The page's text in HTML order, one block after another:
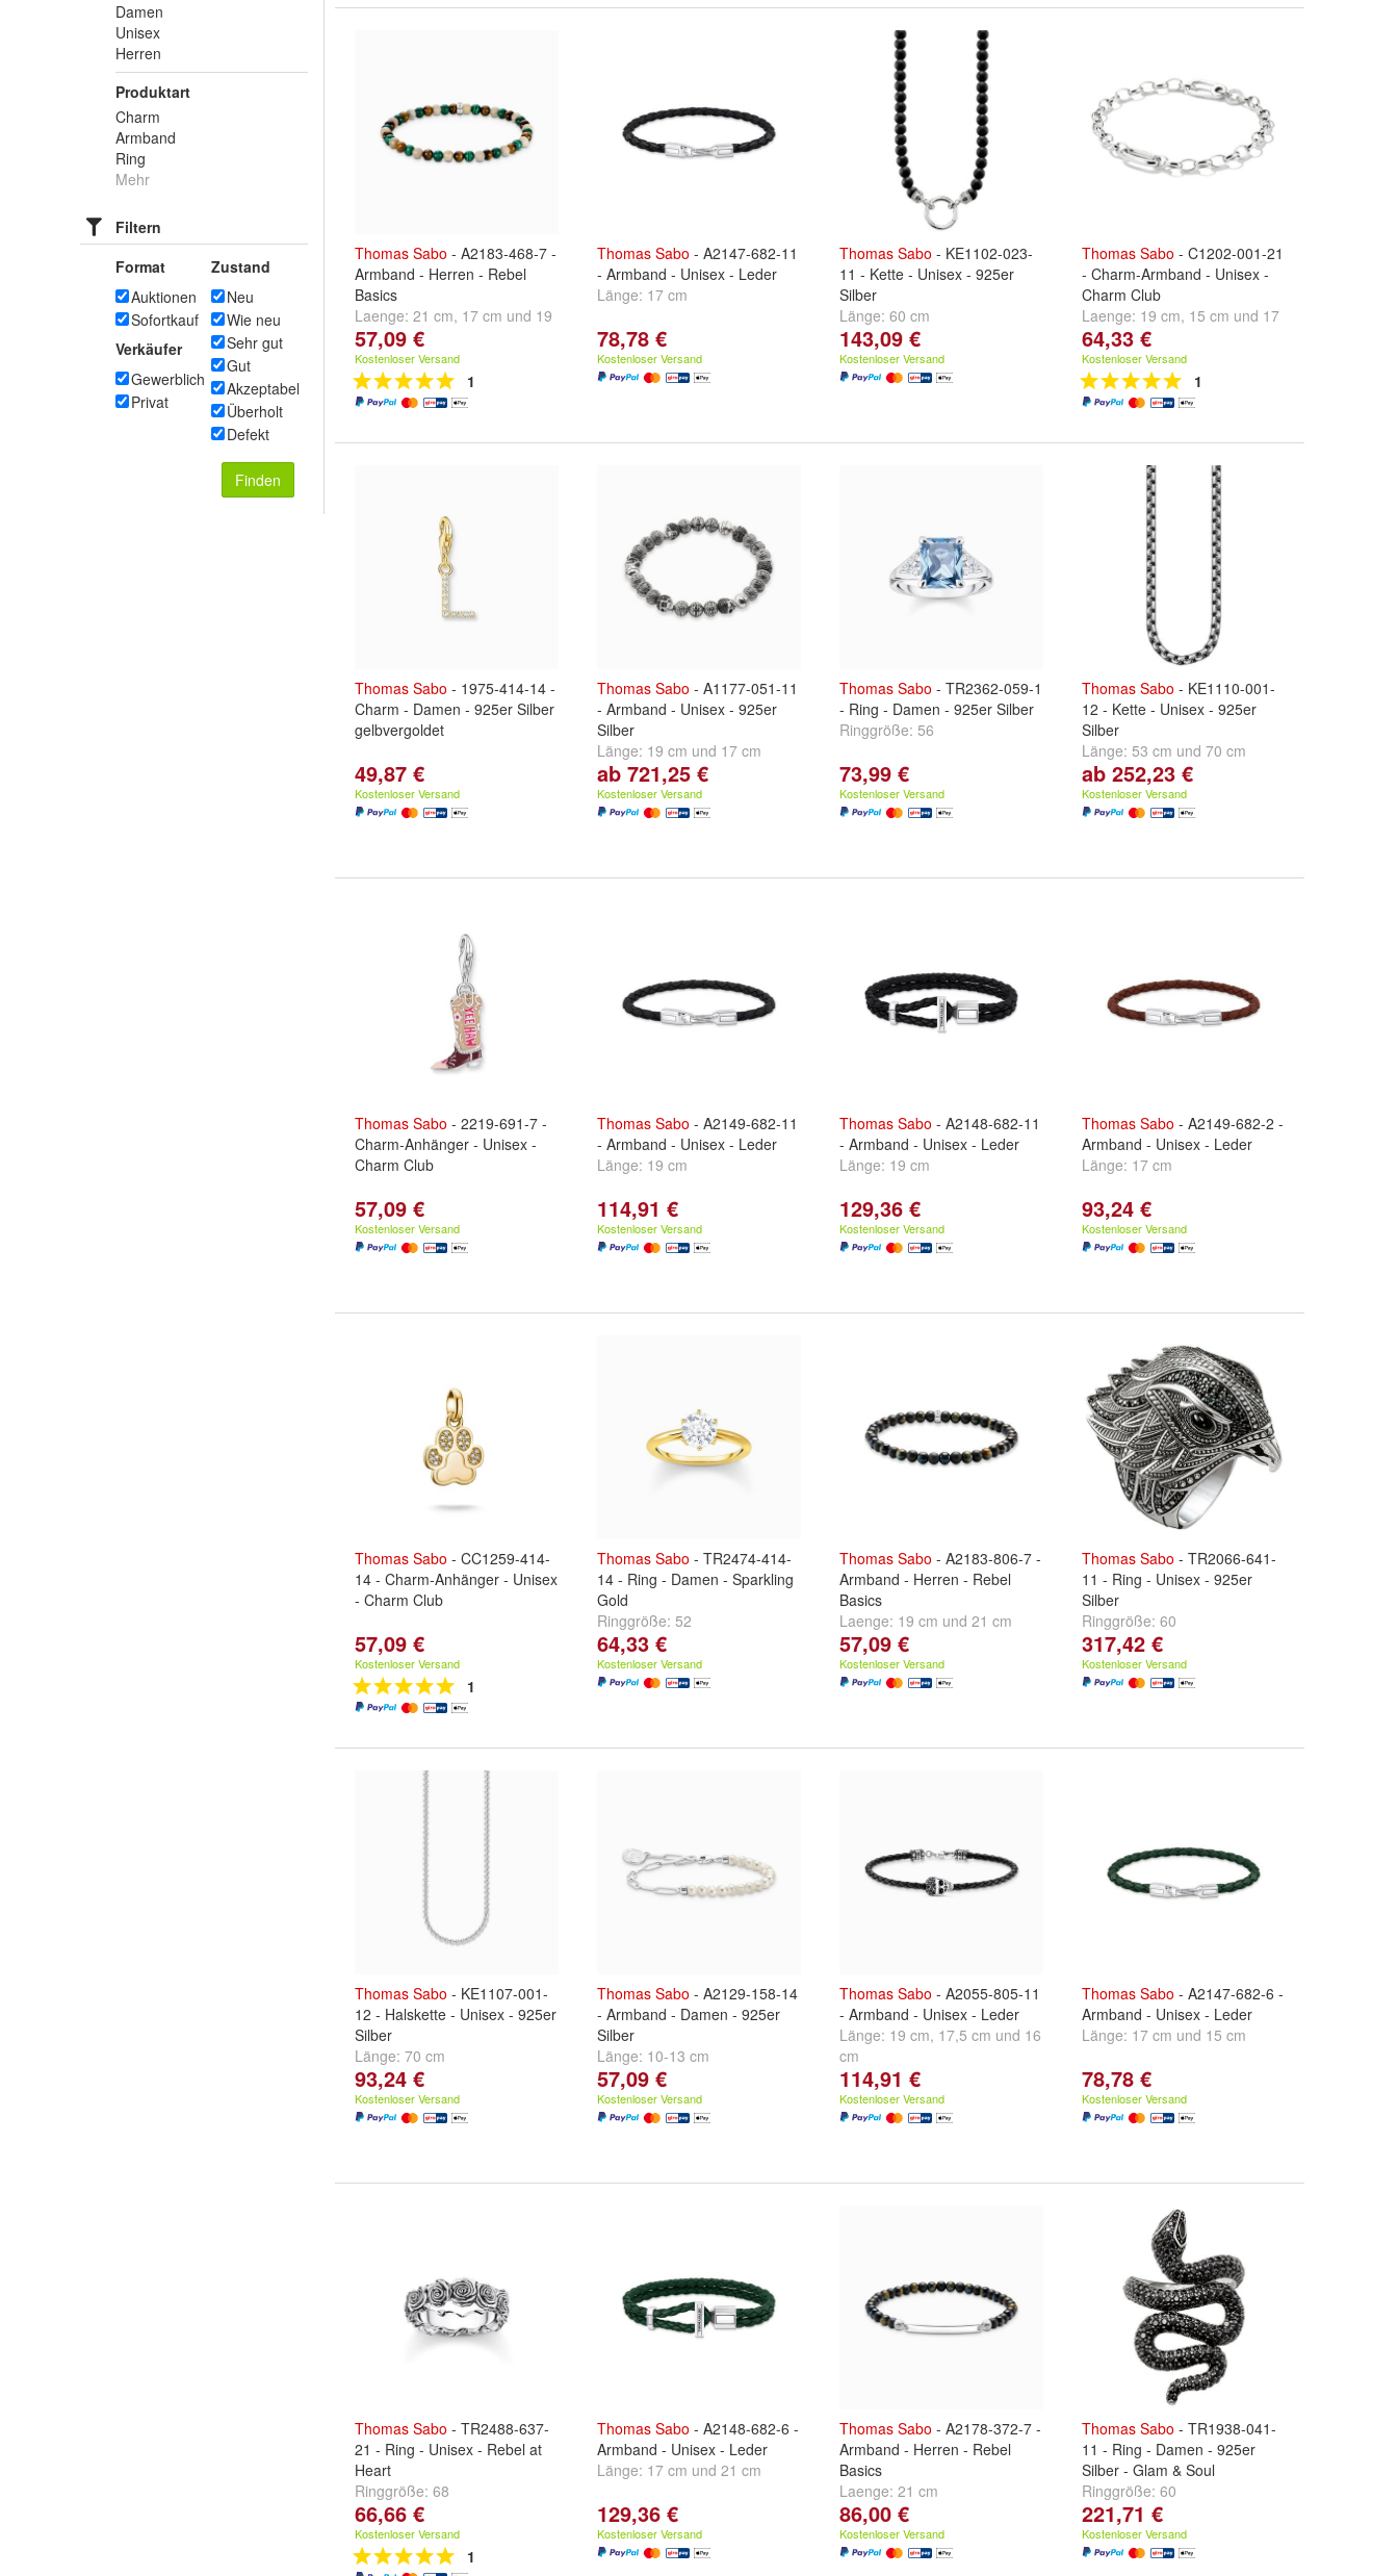
Damen
Unisex
Herren
Produktart
Charm
Armband
Ring
Mehr
Filtern
Format
Auktionen
Sofortkauf
Verkäufer
Gewerblich
Privat
Zustand
Neu
Wie neu
Sehr gut
Gut
Akzeptabel
Überholt
Defekt
Finden
Thomas Sabo - A2183-468-7 -
Armband - Herren - Rebel
Basics
Laenge: 21 cm, 17 cm und 19
cm
57,09 €
Kostenloser Versand
1
Thomas Sabo - A2147-682-11
- Armband - Unisex - Leder
Länge: 17 cm
78,78 €
Kostenloser Versand
Thomas Sabo - KE1102-023-
11 - Kette - Unisex - 925er
Silber
Länge: 60 cm
143,09 €
Kostenloser Versand
Thomas Sabo - C1202-001-21
- Charm-Armband - Unisex -
Charm Club
Laenge: 19 cm, 15 cm und 17
cm
64,33 €
Kostenloser Versand
1
Thomas Sabo - 1975-414-14 -
Charm - Damen - 925er Silber
gelbvergoldet
49,87 €
Kostenloser Versand
Thomas Sabo - A1177-051-11
- Armband - Unisex - 925er
Silber
Länge: 19 cm und 17 cm
ab 721,25 €
Kostenloser Versand
Thomas Sabo - TR2362-059-1
- Ring - Damen - 925er Silber
Ringgröße: 56
73,99 €
Kostenloser Versand
Thomas Sabo - KE1110-001-
12 - Kette - Unisex - 925er
Silber
Länge: 53 cm und 70 cm
ab 252,23 €
Kostenloser Versand
Thomas Sabo - 2219-691-7 -
Charm-Anhänger - Unisex -
Charm Club
57,09 €
Kostenloser Versand
Thomas Sabo - A2149-682-11
- Armband - Unisex - Leder
Länge: 19 cm
114,91 €
Kostenloser Versand
Thomas Sabo - A2148-682-11
- Armband - Unisex - Leder
Länge: 19 cm
129,36 €
Kostenloser Versand
Thomas Sabo - A2149-682-2 -
Armband - Unisex - Leder
Länge: 17 cm
93,24 €
Kostenloser Versand
Thomas Sabo - CC1259-414-
14 - Charm-Anhänger - Unisex
- Charm Club
57,09 €
Kostenloser Versand
1
Thomas Sabo - TR2474-414-
14 - Ring - Damen - Sparkling
Gold
Ringgröße: 52
64,33 €
Kostenloser Versand
Thomas Sabo - A2183-806-7 -
Armband - Herren - Rebel
Basics
Laenge: 19 cm und 21 cm
57,09 €
Kostenloser Versand
Thomas Sabo - TR2066-641-
11 - Ring - Unisex - 925er
Silber
Ringgröße: 60
317,42 €
Kostenloser Versand
Thomas Sabo - KE1107-001-
12 - Halskette - Unisex - 925er
Silber
Länge: 70 cm
93,24 €
Kostenloser Versand
Thomas Sabo - A2129-158-14
- Armband - Damen - 925er
Silber
Länge: 10-13 cm
57,09 €
Kostenloser Versand
Thomas Sabo - A2055-805-11
- Armband - Unisex - Leder
Länge: 19 cm, 17,5 cm und 16
cm
114,91 €
Kostenloser Versand
Thomas Sabo - A2147-682-6 -
Armband - Unisex - Leder
Länge: 17 cm und 15 cm
78,78 €
Kostenloser Versand
Thomas Sabo - TR2488-637-
21 - Ring - Unisex - Rebel at
Heart
Ringgröße: 68
66,66 €
Kostenloser Versand
1
Thomas Sabo - A2148-682-6 -
Armband - Unisex - Leder
Länge: 17 cm und 21 cm
129,36 €
Kostenloser Versand
Thomas Sabo - A2178-372-7 -
Armband - Herren - Rebel
Basics
Laenge: 21 cm
86,00 €
Kostenloser Versand
Thomas Sabo - TR1938-041-
11 - Ring - Damen - 925er
Silber - Glam & Soul
Ringgröße: 60
221,71 €
Kostenloser Versand